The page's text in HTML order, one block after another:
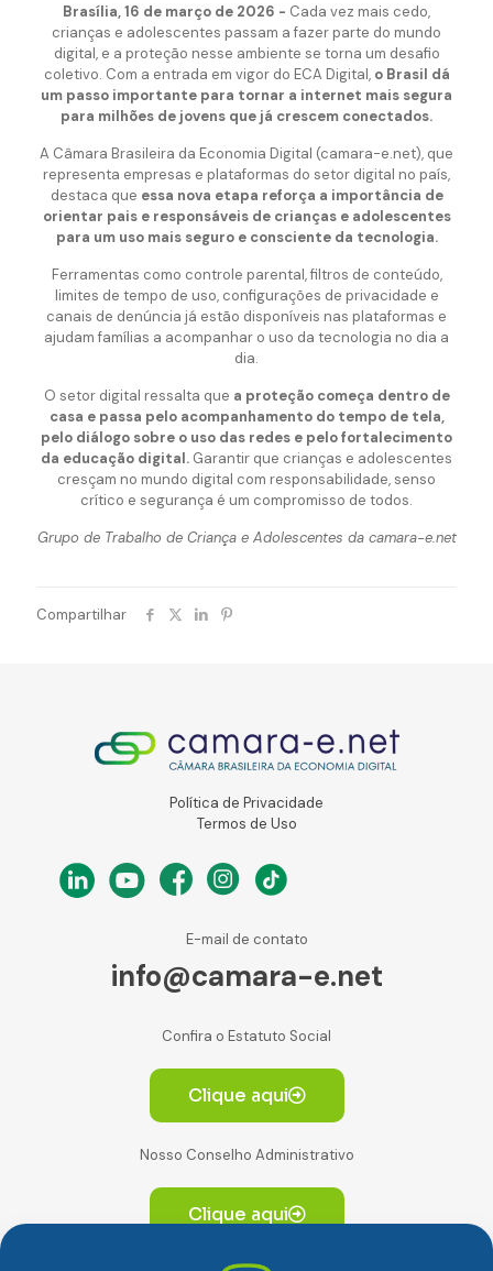
Brasília, 16 de março de 2026 - Cada vez mais cedo,
crianças e adolescentes passam a fazer parte do mundo
digital, e a proteção nesse ambiente se torna um desafio
coletivo. Com a entrada em vigor do ECA Digital, o Brasil dá
um passo importante para tornar a internet mais segura
para milhões de jovens que já crescem conectados.
A Câmara Brasileira da Economia Digital (camara-e.net), que
representa empresas e plataformas do setor digital no país,
destaca que essa nova etapa reforça a importância de
orientar pais e responsáveis de crianças e adolescentes
para um uso mais seguro e consciente da tecnologia.
Ferramentas como controle parental, filtros de conteúdo,
limites de tempo de uso, configurações de privacidade e
canais de denúncia já estão disponíveis nas plataformas e
ajudam famílias a acompanhar o uso da tecnologia no dia a
dia.
O setor digital ressalta que a proteção começa dentro de
casa e passa pelo acompanhamento do tempo de tela,
pelo diálogo sobre o uso das redes e pelo fortalecimento
da educação digital. Garantir que crianças e adolescentes
cresçam no mundo digital com responsabilidade, senso
crítico e segurança é um compromisso de todos.
Grupo de Trabalho de Criança e Adolescentes da camara-e.net
Compartilhar
Política de Privacidade
Termos de Uso
E-mail de contato
info@camara-e.net
Confira o Estatuto Social
Clique aqui
Nosso Conselho Administrativo
Clique aqui